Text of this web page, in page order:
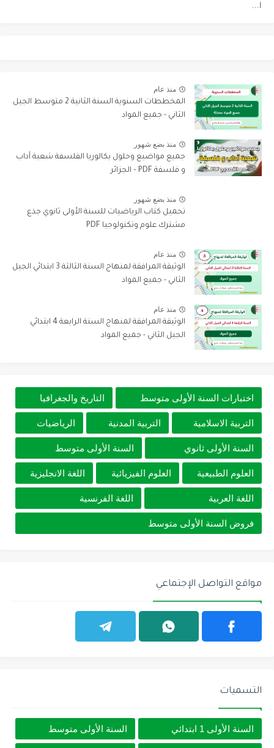
ا...
منذ عام
المخططات السنوية السنة الثانية 2 متوسط الجيل
الثاني - جميع المواد
منذ بضع شهور
جميع مواضيع وحلول بكالوريا الفلسفة شعبة آداب
و فلسفة PDF – الجزائر
منذ بضع شهور
تحميل كتاب الرياضيات للسنة الأولى ثانوي جذع
مشترك علوم وتكنولوجيا PDF
منذ عام
الوثيقة المرافقة لمنهاج السنة الثالثة 3 ابتدائي الجيل
الثاني - جميع المواد
منذ عام
الوثيقة المرافقة لمنهاج السنة الرابعة 4 ابتدائي
الجيل الثاني - جميع المواد
اختبارات السنة الأولى متوسط التاريخ والجغرافيا
التربية الاسلامية التربية المدنية الرياضيات
السنة الأولى ثانوي السنة الأولى متوسط
العلوم الطبيعية العلوم الفيزيائية اللغة الانجليزية
اللغة العربية اللغة الفرنسية
فروض السنة الأولى متوسط
مواقع التواصل الإجتماعي
التسميات
السنة الأولى 1 ابتدائي السنة الأولى متوسط